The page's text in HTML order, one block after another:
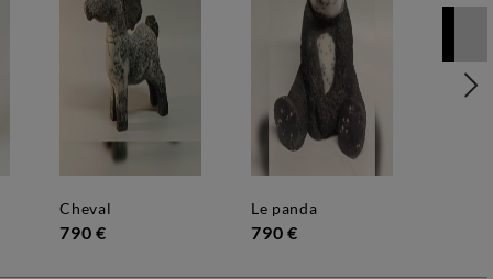
cheval
790 €
le panda
790 €